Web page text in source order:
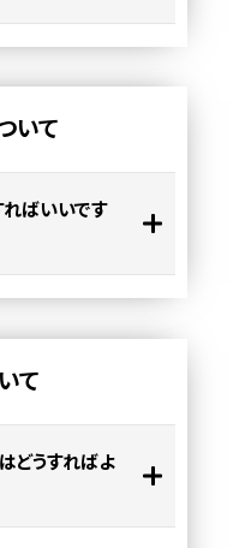
いて
ればいいです
て
どうすればよ